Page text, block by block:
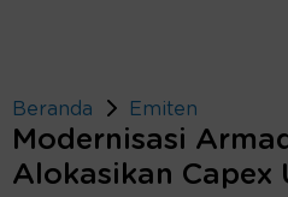
Beranda Emiten
Modernisasi
Alokasikan Capex